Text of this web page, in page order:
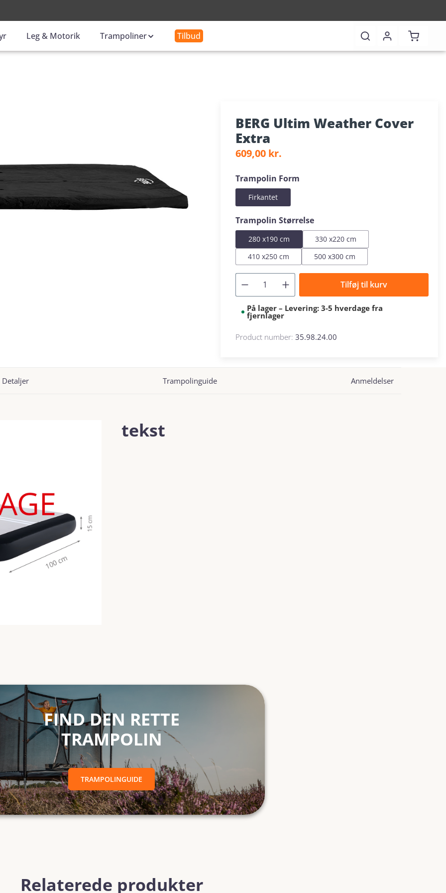
Leg & Motorik Trampoliner Tilbud
BERG Ultim Weather Cover
Extra
Regular price:
609,00 kr.
Select
Trampolin Form
Firkantet
Select
Trampolin Størrelse
280 x190 cm
330 x220 cm
410 x250 cm
500 x300 cm
Tilføj til kurv
På lager – Levering: 3-5 hverdage fra
fjernlager
Product number: 35.98.24.00
Detaljer Trampolinguide Anmeldelser
tekst
TRAMPOLINTRAMPOLINGUIDE
FIND DEN RETTE
TRAMPOLIN
TRAMPOLINGUIDE
Relaterede produkter